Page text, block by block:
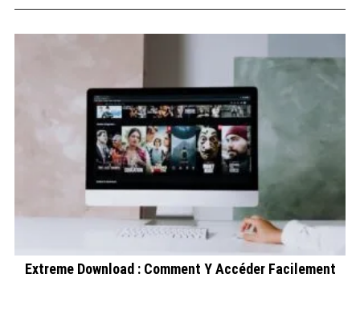
Extreme Download : Comment Y Accéder Facilement